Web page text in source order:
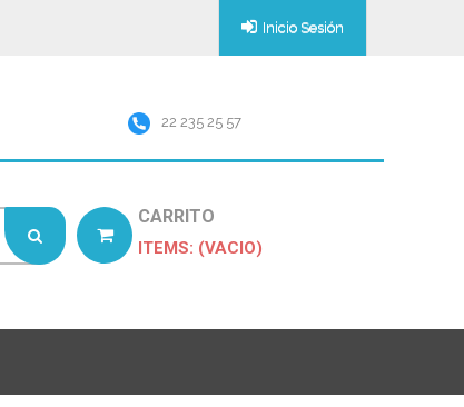
Inicio Sesión
22 235 25 57
CARRITO
ITEMS: (VACIO)